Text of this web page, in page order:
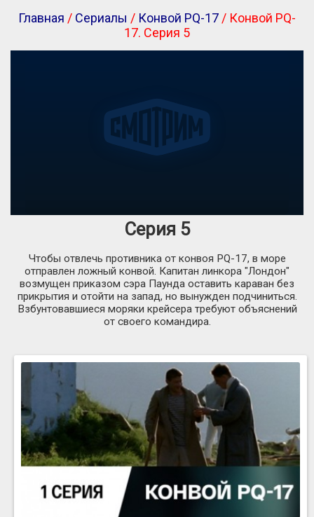
Главная / Сериалы / Конвой PQ-17 / Конвой PQ-
17. Серия 5
Серия 5
Чтобы отвлечь противника от конвоя PQ-17, в море
отправлен ложный конвой. Капитан линкора "Лондон"
возмущен приказом сэра Паунда оставить караван без
прикрытия и отойти на запад, но вынужден подчиниться.
Взбунтовавшиеся моряки крейсера требуют объяснений
от своего командира.